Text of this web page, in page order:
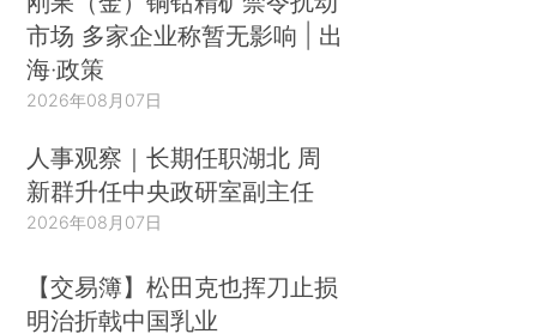
市场 多家企业称暂无影响 | 出
海·政策
2026年08月07日
人事观察｜长期任职湖北 周
新群升任中央政研室副主任
2026年08月07日
【交易簿】松田克也挥刀止损
明治折戟中国乳业